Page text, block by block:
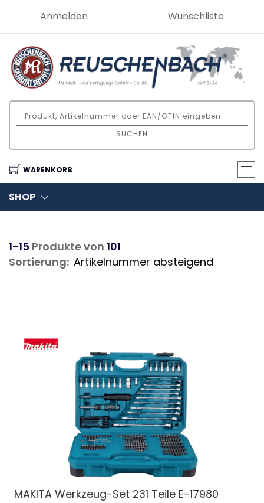
Anmelden Wunschliste
SUCHEN
WARENKORB
SHOP
1-15 Produkte von 101
Sortierung:
MAKITA Werkzeug-Set 231 Teile E-17980